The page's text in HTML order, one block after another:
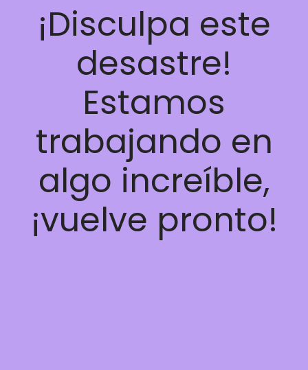
¡Disculpa este
desastre!
Estamos
trabajando en
algo increíble,
¡vuelve pronto!